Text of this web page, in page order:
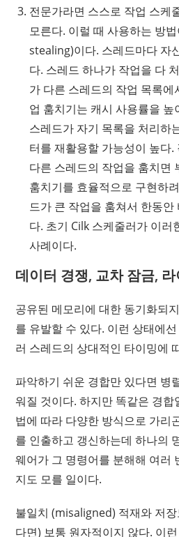
전문가라면 스스로 작업 스케
모른다. 이럴 때 사용하는 방법
stealing)이다. 스레드마다 자
다. 스레드 하나가 작업을 다
가 다른 스레드의 작업 목록
업 훔치기는 캐시 사용률을
스레드가 자기 목록을 처리하
터를 재활용할 가능성이 높다.
다른 스레드의 작업을 훔치면
훔치기를 효율적으로 구현하
드가 큰 작업을 훔쳐서 한동안
다. 초기 Cilk 스케줄러가 이러
사례이다.
데이터 경쟁, 교차 잠금,
공유된 메모리에 대한 동기화되
를 유발할 수 있다. 이런 상태에
러 스레드의 상대적인 타이밍에
파악하기 쉬운 경합만 있다면 병
워질 것이다. 하지만 똑같은 경
법에 따라 다양한 방식으로 가리
를 인출하고 갱신하는데 하나의
웨어가 그 명령어를 분해해 여러
지도 모를 일이다.
불일치 (misaligned) 적재와 저
다면) 보통 원자적이지 않다. 이